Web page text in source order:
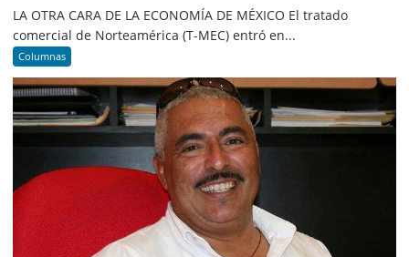
LA OTRA CARA DE LA ECONOMÍA DE MÉXICO El tratado
comercial de Norteamérica (T-MEC) entró en...
Columnas